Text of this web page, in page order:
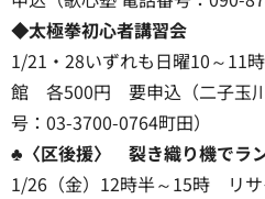
◆太極拳初心者講習会
1/21・28いずれも日曜10～11
館 各500円 要申込（二子玉
号：03-3700-0764町田）
♣〈区後援〉 裂き織り機でラ
1/26（金）12時半～15時 リ